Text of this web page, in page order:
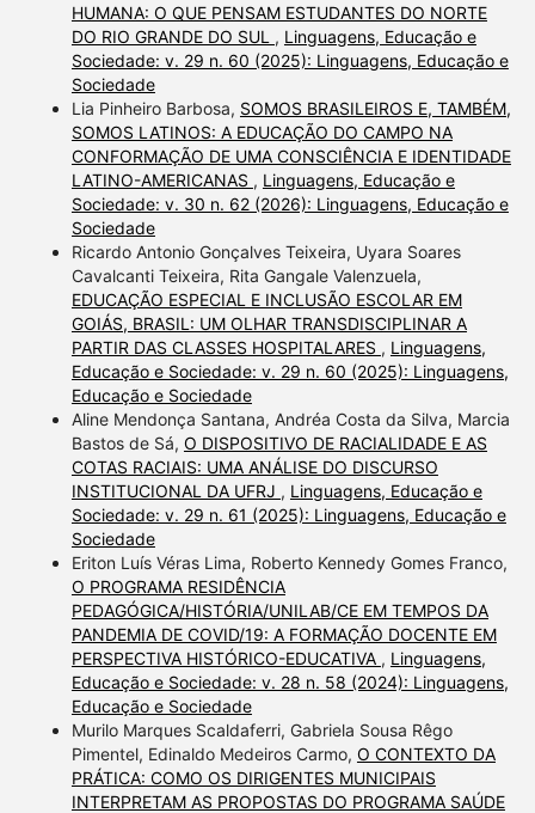
HUMANA: O QUE PENSAM ESTUDANTES DO NORTE
DO RIO GRANDE DO SUL , Linguagens, Educação e
Sociedade: v. 29 n. 60 (2025): Linguagens, Educação e
Sociedade
Lia Pinheiro Barbosa, SOMOS BRASILEIROS E, TAMBÉM,
SOMOS LATINOS: A EDUCAÇÃO DO CAMPO NA
CONFORMAÇÃO DE UMA CONSCIÊNCIA E IDENTIDADE
LATINO-AMERICANAS , Linguagens, Educação e
Sociedade: v. 30 n. 62 (2026): Linguagens, Educação e
Sociedade
Ricardo Antonio Gonçalves Teixeira, Uyara Soares
Cavalcanti Teixeira, Rita Gangale Valenzuela,
EDUCAÇÃO ESPECIAL E INCLUSÃO ESCOLAR EM
GOIÁS, BRASIL: UM OLHAR TRANSDISCIPLINAR A
PARTIR DAS CLASSES HOSPITALARES , Linguagens,
Educação e Sociedade: v. 29 n. 60 (2025): Linguagens,
Educação e Sociedade
Aline Mendonça Santana, Andréa Costa da Silva, Marcia
Bastos de Sá, O DISPOSITIVO DE RACIALIDADE E AS
COTAS RACIAIS: UMA ANÁLISE DO DISCURSO
INSTITUCIONAL DA UFRJ , Linguagens, Educação e
Sociedade: v. 29 n. 61 (2025): Linguagens, Educação e
Sociedade
Eriton Luís Véras Lima, Roberto Kennedy Gomes Franco,
O PROGRAMA RESIDÊNCIA
PEDAGÓGICA/HISTÓRIA/UNILAB/CE EM TEMPOS DA
PANDEMIA DE COVID/19: A FORMAÇÃO DOCENTE EM
PERSPECTIVA HISTÓRICO-EDUCATIVA , Linguagens,
Educação e Sociedade: v. 28 n. 58 (2024): Linguagens,
Educação e Sociedade
Murilo Marques Scaldaferri, Gabriela Sousa Rêgo
Pimentel, Edinaldo Medeiros Carmo, O CONTEXTO DA
PRÁTICA: COMO OS DIRIGENTES MUNICIPAIS
INTERPRETAM AS PROPOSTAS DO PROGRAMA SAÚDE